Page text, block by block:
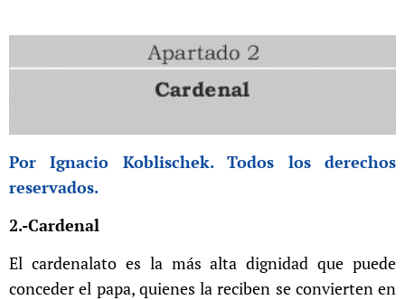
Por Ignacio Koblischek. Todos los derechos
reservados.
2.-Cardenal
El cardenalato es la más alta dignidad que puede
conceder el papa, quienes la reciben se convierten en